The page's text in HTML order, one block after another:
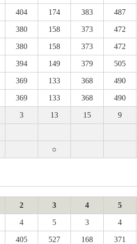
404 174 383 487
380 158 373 472
380 158 373 472
394 149 379 505
369 133 368 490
369 133 368 490
3 13 15 9
○
2 3 4 5
4 5 3 4
405 527 168 371